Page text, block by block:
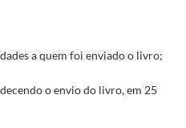
a quem foi enviado o livro;
o envio do livro, em 25